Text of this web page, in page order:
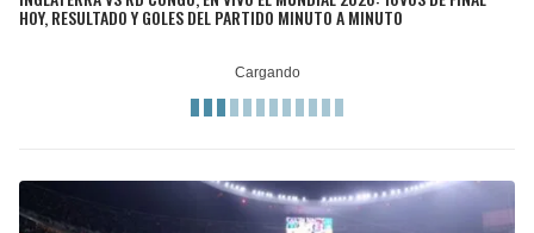
HOY, RESULTADO Y GOLES DEL PARTIDO MINUTO A MINUTO